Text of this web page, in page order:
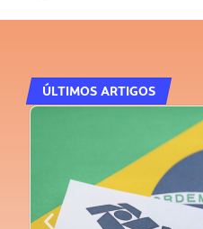
ÚLTIMOS ARTIGOS